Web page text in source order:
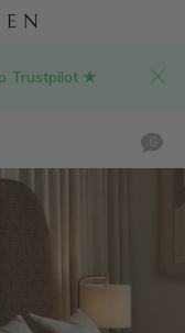
Trustpilot ★
opnieuw
0